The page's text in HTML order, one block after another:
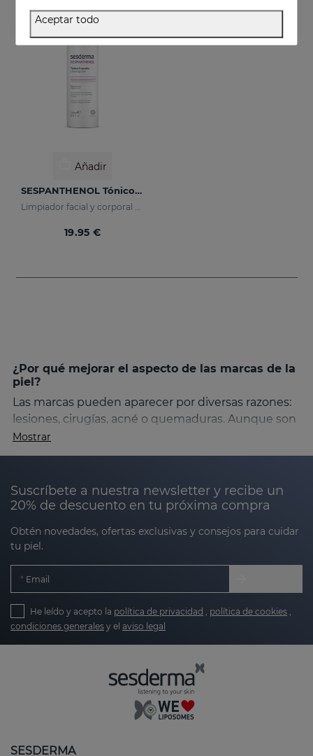
Añadir
SESPANTHENOL Tónico Limpiador
Limpiador facial y corporal para pieles sensibles que han sufrido agresiones
19.95 €
¿Por qué mejorar el aspecto de las marcas de la
piel?
Las marcas pueden aparecer por diversas razones:
lesiones, cirugías, acné o quemaduras. Aunque son
parte del proceso natural de regeneración de la
piel, su apariencia puede generar incomodidad
productos diseñados para ayudar a mejorar la
textura, suavizar irregularidades y unificar el tono
Nuestros productos están diseñados para:
estimulando el proceso natural de renovación
celular.
reduciendo la
apariencia de marcas rugosas o abultadas.
minimizando las marcas de
hiperpigmentación o enrojecimiento.
Mostrar
Suscríbete a nuestra newsletter y recibe un
20% de descuento en tu próxima compra
Obtén novedades, ofertas exclusivas y consejos para cuidar
tu piel.
Email
He leído y acepto la política de privacidad , política de cookies ,
condiciones generales y el aviso legal
SESDERMA
Aceptar todo